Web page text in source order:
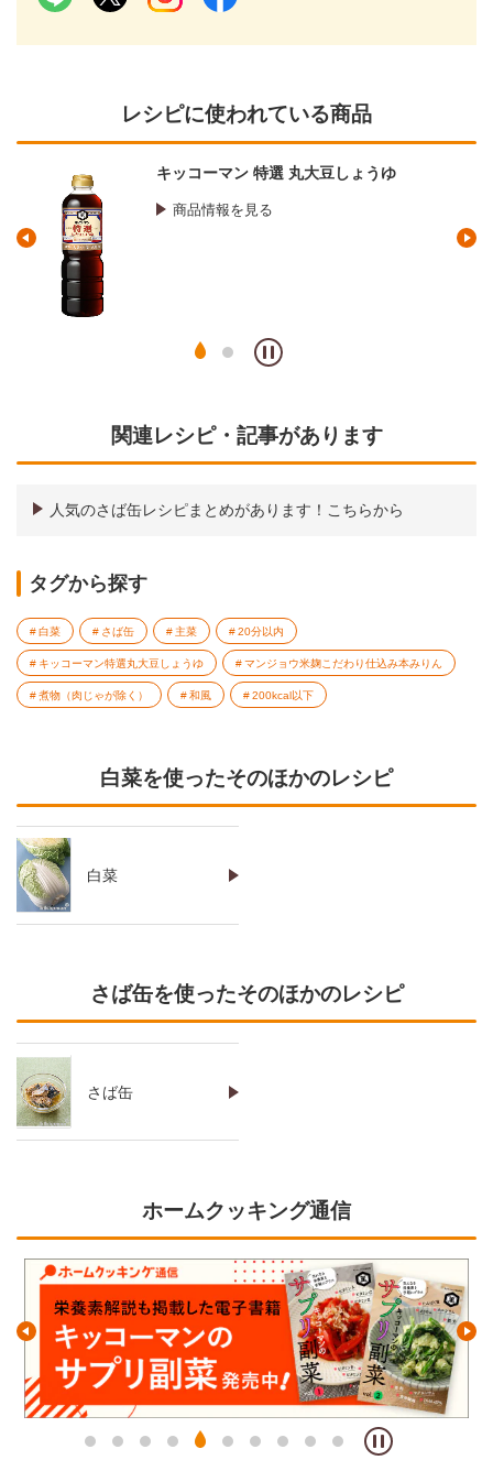
レシピに使われている商品
マンジョウ 米麹こだわり仕込
関連レシピ・記事があります
人気のさば缶レシピまとめがあります！こちらから
タグから探す
白菜 さば缶 主菜 20分以内
キッコーマン特選丸大豆しょうゆ マンジョウ米麹こだわり仕込み本みりん
煮物（肉じゃが除く） 和風 200kcal以下
白菜を使ったそのほかのレシピ
白菜
さば缶を使ったそのほかのレシピ
さば缶
ホームクッキング通信